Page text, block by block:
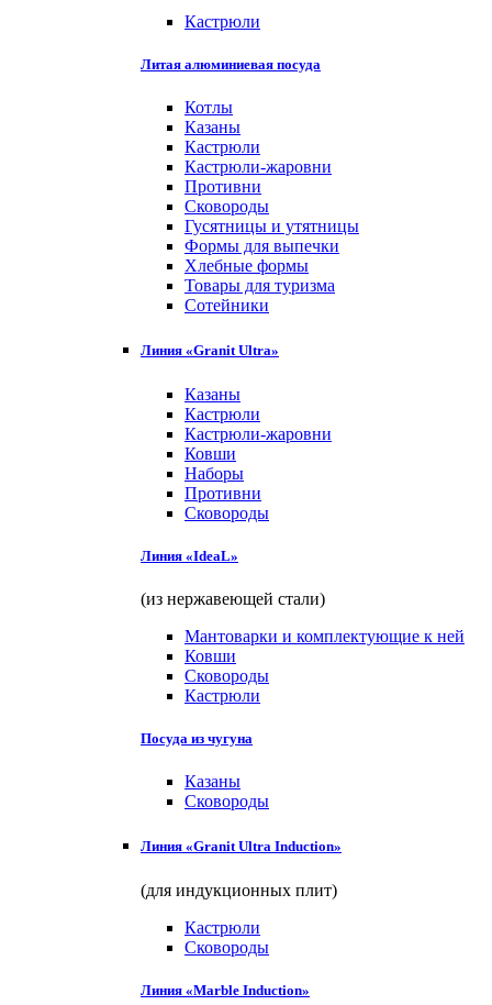
Кастрюли
Литая алюминиевая посуда
Котлы
Казаны
Кастрюли
Кастрюли-жаровни
Противни
Сковороды
Гусятницы и утятницы
Формы для выпечки
Хлебные формы
Товары для туризма
Сотейники
Линия «Granit Ultra»
Казаны
Кастрюли
Кастрюли-жаровни
Ковши
Наборы
Противни
Сковороды
Линия «IdeaL»
(из нержавеющей стали)
Мантоварки и комплектующие к ней
Ковши
Сковороды
Кастрюли
Посуда из чугуна
Казаны
Сковороды
Линия «Granit Ultra Induction»
(для индукционных плит)
Кастрюли
Сковороды
Линия «Marble Induction»